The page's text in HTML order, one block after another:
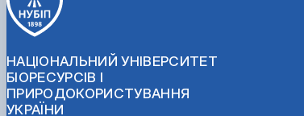
НАЦІОНАЛЬНИЙ УНІВЕРСИТЕТ
БІОРЕСУРСІВ І
ПРИРОДОКОРИСТУВАННЯ
УКРАЇНИ